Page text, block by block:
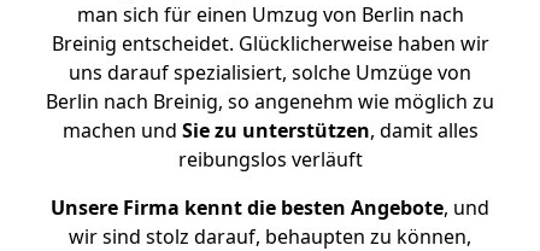
man sich für einen Umzug von Berlin nach
Breinig entscheidet. Glücklicherweise haben wir
uns darauf spezialisiert, solche Umzüge von
Berlin nach Breinig, so angenehm wie möglich zu
machen und Sie zu unterstützen, damit alles
reibungslos verläuft
Unsere Firma kennt die besten Angebote, und
wir sind stolz darauf, behaupten zu können,